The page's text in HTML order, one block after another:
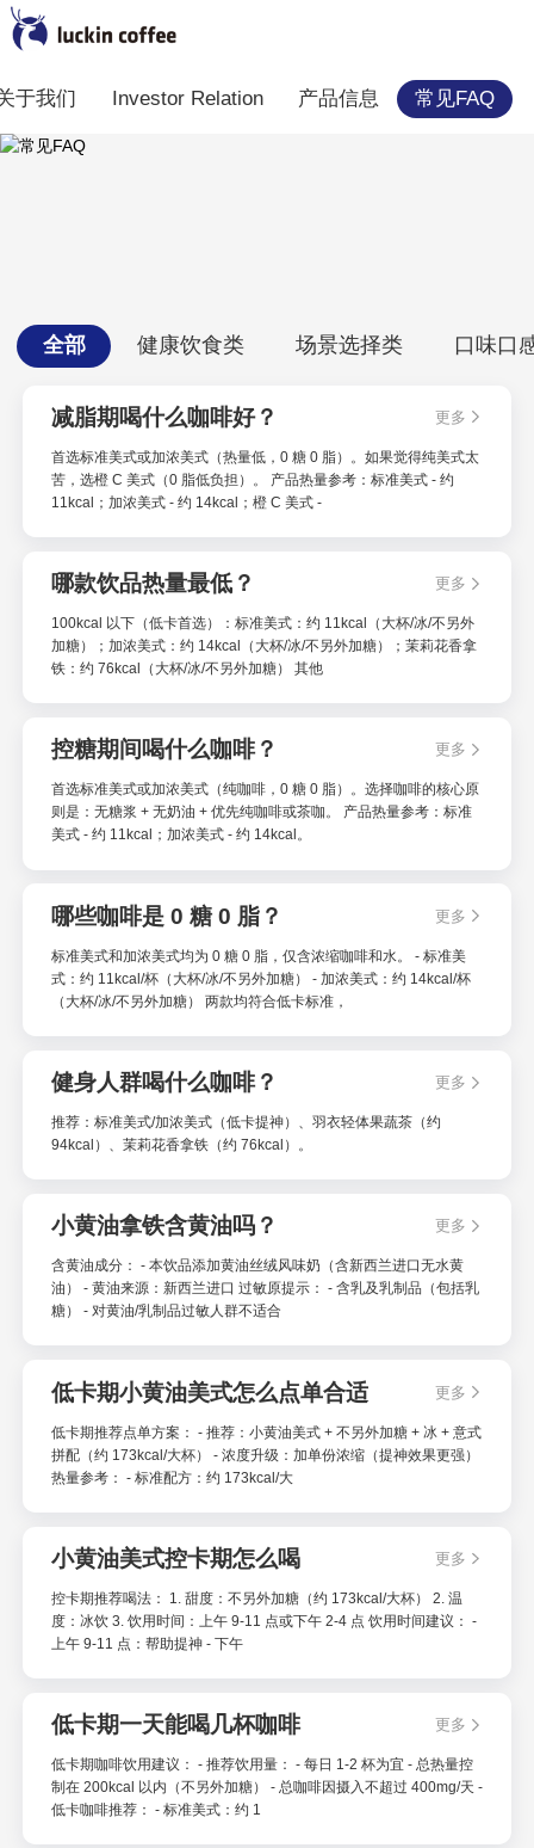
于我们 Investor Relation 产品信息 常见FAQ
全部 健康饮食类 场景选择类 口味口
减脂期喝什么咖啡好？ 更多
首选标准美式或加浓美式（热量低，0 糖 0 脂）。如果觉得纯美式太
苦，选橙 C 美式（0 脂低负担）。 产品热量参考：标准美式 - 约
11kcal；加浓美式 - 约 14kcal；橙 C 美式 -
哪款饮品热量最低？ 更多
100kcal 以下（低卡首选）：标准美式：约 11kcal（大杯/冰/不另外
加糖）；加浓美式：约 14kcal（大杯/冰/不另外加糖）；茉莉花香拿
铁：约 76kcal（大杯/冰/不另外加糖） 其他
控糖期间喝什么咖啡？ 更多
首选标准美式或加浓美式（纯咖啡，0 糖 0 脂）。选择咖啡的核心原
则是：无糖浆 + 无奶油 + 优先纯咖啡或茶咖。 产品热量参考：标准
美式 - 约 11kcal；加浓美式 - 约 14kcal。
哪些咖啡是 0 糖 0 脂？ 更多
标准美式和加浓美式均为 0 糖 0 脂，仅含浓缩咖啡和水。 - 标准美
式：约 11kcal/杯（大杯/冰/不另外加糖） - 加浓美式：约 14kcal/杯
（大杯/冰/不另外加糖） 两款均符合低卡标准，
健身人群喝什么咖啡？ 更多
推荐：标准美式/加浓美式（低卡提神）、羽衣轻体果蔬茶（约
94kcal）、茉莉花香拿铁（约 76kcal）。
小黄油拿铁含黄油吗？ 更多
含黄油成分： - 本饮品添加黄油丝绒风味奶（含新西兰进口无水黄
油） - 黄油来源：新西兰进口 过敏原提示： - 含乳及乳制品（包括乳
糖） - 对黄油/乳制品过敏人群不适合
低卡期小黄油美式怎么点单合适 更多
低卡期推荐点单方案： - 推荐：小黄油美式 + 不另外加糖 + 冰 + 意式
拼配（约 173kcal/大杯） - 浓度升级：加单份浓缩（提神效果更强）
热量参考： - 标准配方：约 173kcal/大
小黄油美式控卡期怎么喝 更多
控卡期推荐喝法： 1. 甜度：不另外加糖（约 173kcal/大杯） 2. 温
度：冰饮 3. 饮用时间：上午 9-11 点或下午 2-4 点 饮用时间建议： -
上午 9-11 点：帮助提神 - 下午
低卡期一天能喝几杯咖啡 更多
低卡期咖啡饮用建议： - 推荐饮用量： - 每日 1-2 杯为宜 - 总热量控
制在 200kcal 以内（不另外加糖） - 总咖啡因摄入不超过 400mg/天 -
低卡咖啡推荐： - 标准美式：约 1